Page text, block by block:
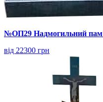
№ОП29 Надмогильний
від 22300 грн